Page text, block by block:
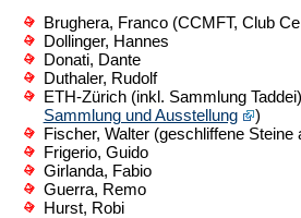
Brughera, Franco (CCMFT, Club
Dollinger, Hannes
Donati, Dante
Duthaler, Rudolf
ETH-Zürich (inkl. Sammlung
Sammlung und Ausstellung
)
Fischer, Walter (geschliffene Steine
Frigerio, Guido
Girlanda, Fabio
Guerra, Remo
Hurst, Robi